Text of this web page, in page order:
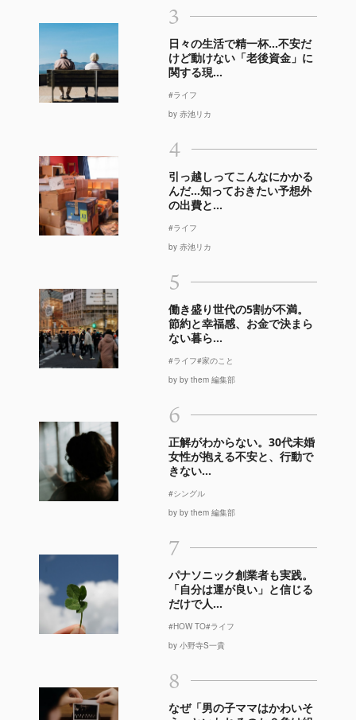
3
日々の生活で精一杯…不安だ
けど動けない「老後資金」に
関する現...
#ライフ
by 赤池リカ
4
引っ越しってこんなにかかる
んだ…知っておきたい予想外
の出費と...
#ライフ
by 赤池リカ
5
働き盛り世代の5割が不満。
節約と幸福感、お金で決まら
ない暮ら...
#ライフ#家のこと
by by them 編集部
6
正解がわからない。30代未婚
女性が抱える不安と、行動で
きない...
#シングル
by by them 編集部
7
パナソニック創業者も実践。
「自分は運が良い」と信じる
だけで人...
#HOW TO#ライフ
by 小野寺S一貴
8
なぜ「男の子ママはかわいそ